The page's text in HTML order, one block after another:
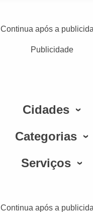
Continua após a
Publicidade
Cidades
Categorias
Serviços
Continua após a